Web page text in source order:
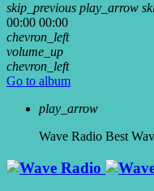
skip_previous play_arrow
00:00 00:00
chevron_left
volume_up
chevron_left
Go to album
play_arrow
Wave Radio Best